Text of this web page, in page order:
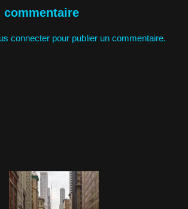
commentaire
connecter pour publier un commentaire.